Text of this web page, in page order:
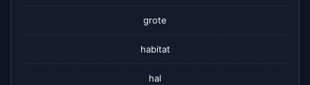
grote
habitat
hal